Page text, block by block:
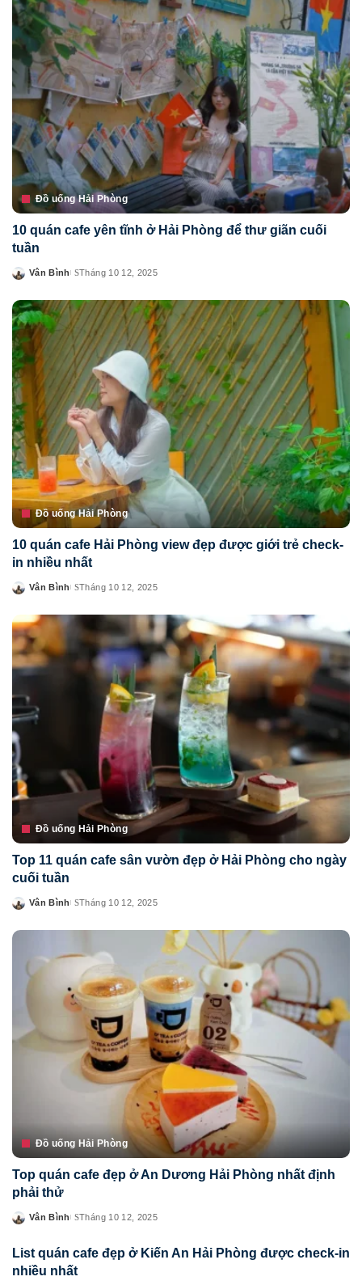
Đồ uống Hải Phòng
10 quán cafe yên tĩnh ở Hải Phòng để thư giãn cuối
tuần
Posted
Vân Bình Tháng 10 12, 2025
Đồ uống Hải Phòng
10 quán cafe Hải Phòng view đẹp được giới trẻ check-
in nhiều nhất
Posted
Vân Bình Tháng 10 12, 2025
Đồ uống Hải Phòng
Top 11 quán cafe sân vườn đẹp ở Hải Phòng cho ngày
cuối tuần
Posted
Vân Bình Tháng 10 12, 2025
Đồ uống Hải Phòng
Top quán cafe đẹp ở An Dương Hải Phòng nhất định
phải thử
Posted
Vân Bình Tháng 10 12, 2025
List quán cafe đẹp ở Kiến An Hải Phòng được check-in
nhiều nhất